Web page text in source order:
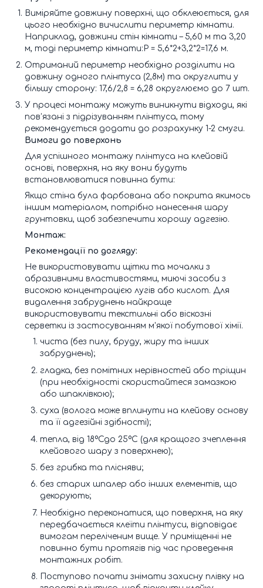
Виміряйте довжину поверхні, що обклеюється, для
цього необхідно вичислити периметр кімнати.
Наприклад, довжини стін кімнати – 5,60 м та 3,20
м, тоді периметр кімнати:Р = 5,6*2+3,2*2=17,6 м.
Отриманий периметр необхідно розділити на
довжину одного плінтуса (2,8м) та округлити у
більшу сторону: 17,6/2,8 = 6,28 округлюємо до 7 шт.
У процесі монтажу можуть виникнути відходи, які
пов’язані з підрізуванням плінтуса, тому
рекомендується додати до розрахунку 1-2 смуги.
Вимоги до поверхонь
Для успішного монтажу плінтуса на клейовій
основі, поверхня, на яку вони будуть
встановлюватися повинна бути:
Якщо стіна була фарбована або покрита якимось
іншим матеріалом, потрібно нанесення шару
грунтовки, щоб забезпечити хорошу адгезію.
Монтаж:
Рекомендації по догляду:
Не використовувати щітки та мочалки з
абразивними властивостями, миючі засоби з
високою концентрацією лугів або кислот. Для
видалення забруднень найкраще
використовувати текстильні або віскозні
серветки із застосуванням м'якої побутової хімії.
чиста (без пилу, бруду, жиру та інших
забруднень);
гладка, без помітних нерівностей або тріщин
(при необхідності скористайтеся замазкою
або шпаклівкою);
суха (волога може вплинути на клейову основу
та її адгезійні здібності);
тепла, від 18ºСдо 25ºС (для кращого зчеплення
клейового шару з поверхнею);
без грибка та плісняви;
без старих шпалер або інших елементів, що
декорують;
Необхідно переконатися, що поверхня, на яку
передбачається клеїти плінтуси, відповідає
вимогам переліченим вище. У приміщенні не
повинно бути протягів під час проведення
монтажних робіт.
Поступово почати знімати захисну плівку на